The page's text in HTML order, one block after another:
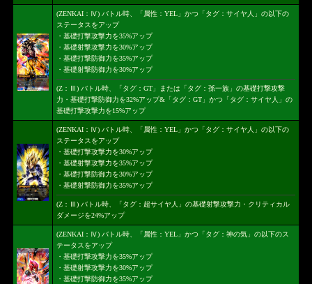
(ZENKAI：Ⅳ) バトル時、「属性：YEL」かつ「タグ：サイヤ人」の以下の
ステータスをアップ
・基礎打撃攻撃力を35%アップ
・基礎射撃攻撃力を30%アップ
・基礎打撃防御力を35%アップ
・基礎射撃防御力を30%アップ
(Z：Ⅲ) バトル時、「タグ：GT」または「タグ：孫一族」の基礎打撃攻撃
力・基礎打撃防御力を32%アップ&「タグ：GT」かつ「タグ：サイヤ人」の
基礎打撃攻撃力を15%アップ
(ZENKAI：Ⅳ) バトル時、「属性：YEL」かつ「タグ：サイヤ人」の以下の
ステータスをアップ
・基礎打撃攻撃力を30%アップ
・基礎射撃攻撃力を35%アップ
・基礎打撃防御力を30%アップ
・基礎射撃防御力を35%アップ
(Z：Ⅲ) バトル時、「タグ：超サイヤ人」の基礎射撃攻撃力・クリティカル
ダメージを24%アップ
(ZENKAI：Ⅳ) バトル時、「属性：YEL」かつ「タグ：神の気」の以下のス
テータスをアップ
・基礎打撃攻撃力を35%アップ
・基礎射撃攻撃力を30%アップ
・基礎打撃防御力を35%アップ